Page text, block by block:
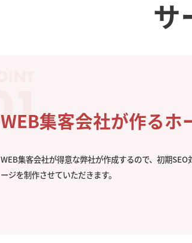
サ
WEB集客会社が作るホ
WEB集客会社が得意な弊社が作成するので、初期
ージを制作させていただきます。